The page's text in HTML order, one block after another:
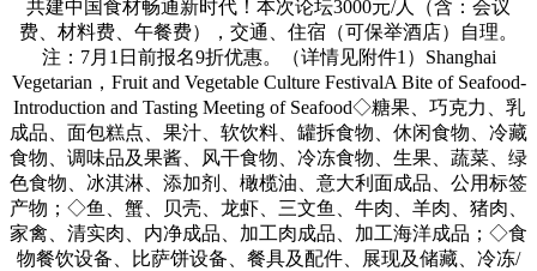
共建中国食材畅通新时代！本次论坛3000元/人（含：会议
费、材料费、午餐费），交通、住宿（可保举酒店）自理。
注：7月1日前报名9折优惠。（详情见附件1）Shanghai
Vegetarian，Fruit and Vegetable Culture FestivalA Bite of Seafood-
Introduction and Tasting Meeting of Seafood◇糖果、巧克力、乳
成品、面包糕点、果汁、软饮料、罐拆食物、休闲食物、冷藏
食物、调味品及果酱、风干食物、冷冻食物、生果、蔬菜、绿
色食物、冰淇淋、添加剂、橄榄油、意大利面成品、公用标签
产物；◇鱼、蟹、贝壳、龙虾、三文鱼、牛肉、羊肉、猪肉、
家禽、清实肉、内净成品、加工肉成品、加工海洋成品；◇食
物餐饮设备、比萨饼设备、餐具及配件、展现及储藏、冷冻/